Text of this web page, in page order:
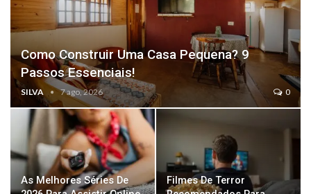
Como Construir Uma Casa Pequena? 9
Passos Essenciais!
SILVA 7 ago, 2026 0
As Melhores Séries De
Filmes De Terror